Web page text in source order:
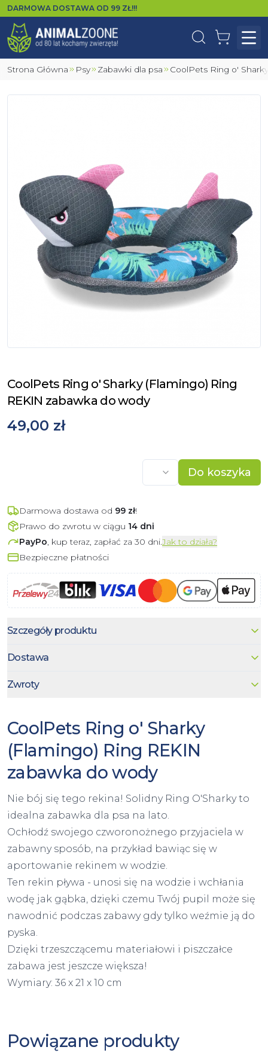
DARMOWA DOSTAWA OD 99 ZŁ!!!
WyszukajKoszyk
Strona Główna Psy Zabawki dla psa CoolPets Ring o'
CoolPets Ring o' Sharky (Flamingo) Ring
REKIN zabawka do wody
49,00 zł
Do koszyka
Darmowa dostawa od 99 zł!
Prawo do zwrotu w ciągu 14 dni
PayPo, kup teraz, zapłać za 30 dni.Jak to działa?
Bezpieczne płatności
Szczegóły produktu
Dostawa
Zwroty
CoolPets Ring o' Sharky
(Flamingo) Ring REKIN
zabawka do wody
Nie bój się tego rekina! Solidny Ring O'Sharky to
idealna zabawka dla psa na lato.
Ochłodź swojego czworonożnego przyjaciela w
zabawny sposób, na przykład bawiąc się w
aportowanie rekinem w wodzie.
Ten rekin pływa - unosi się na wodzie i wchłania
wodę jak gąbka, dzięki czemu Twój pupil może się
nawodnić podczas zabawy gdy tylko weźmie ją do
pyska.
Dzięki trzeszczącemu materiałowi i piszczałce
zabawa jest jeszcze większa!
Wymiary: 36 x 21 x 10 cm
Powiązane produkty